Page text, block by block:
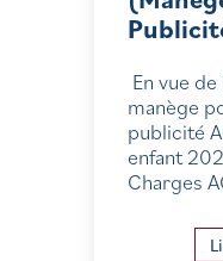
En vue
manège
publicité
enfant
Charges